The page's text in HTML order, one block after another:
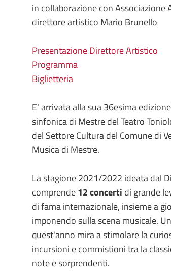
in collaborazione con Associazione
direttore artistico Mario Brunello
Presentazione Direttore Artistico
Programma
Biglietteria
E' arrivata alla sua 36esima
sinfonica di Mestre del Teatro
del Settore Cultura del Comune di
Musica di Mestre.
La stagione 2021/2022 ideata dal
comprende12 concerti di grande
di fama internazionale, insieme a
imponendo sulla scena musicale.
quest'anno mira a stimolare la
incursioni e commistioni tra la
note e sorprendenti.